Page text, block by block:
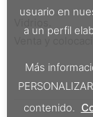
Venta y
usuario en
a un perfil
Más
contenido.